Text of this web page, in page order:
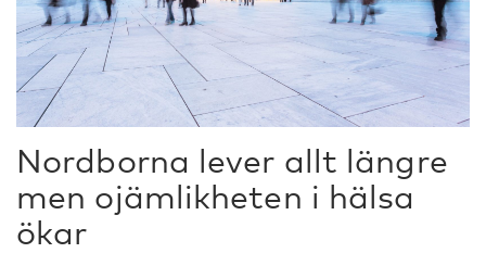
Nordborna lever allt längre
men ojämlikheten i hälsa
ökar